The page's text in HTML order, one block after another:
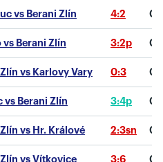
vs Berani Zlín 4:2 0
vs Berani Zlín 3:2p 0
vs Karlovy Vary 0:3 0
vs Berani Zlín 3:4p 0
vs Hr. Králové 2:3sn 0
Zlín vs Vítkovice 3:6 0